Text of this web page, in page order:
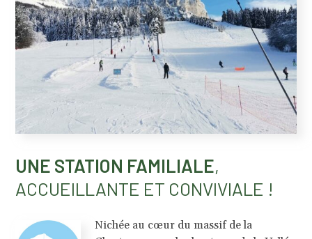
UNE STATION FAMILIALE,
ACCUEILLANTE ET CONVIVIALE !
Nichée au cœur du massif de la